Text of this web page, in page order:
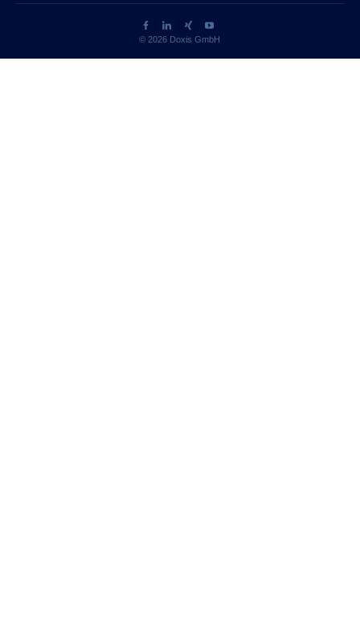
© 2026 Doxis GmbH